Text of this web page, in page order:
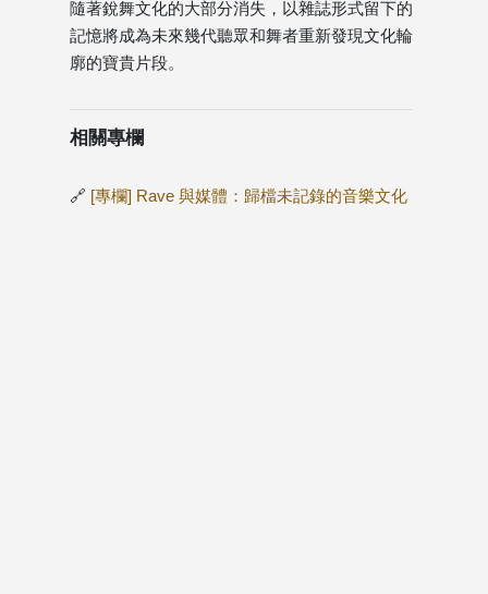
隨著銳舞文化的大部分消失，以雜誌形式留下的
記憶將成為未來幾代聽眾和舞者重新發現文化輪
廓的寶貴片段。
相關專欄
🔗 [專欄] Rave 與媒體：歸檔未記錄的音樂文化